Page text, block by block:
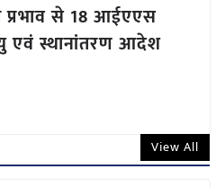
प्रभाव से 18 आईएएस
एवं स्थानांतरण आदेश
View All